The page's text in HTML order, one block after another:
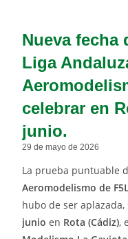
Nueva fecha
Liga
celebrar en
junio.
29 de mayo de 2026
La prueba puntuable
Aeromodelismo de
hubo de ser
junio en Rota (Cádiz),